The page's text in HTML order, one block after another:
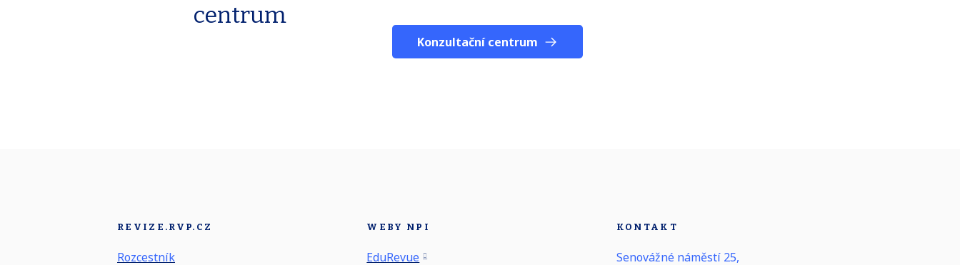
centrum
Konzultační centrum
REVIZE.RVP.CZ
Rozcestník
WEBY NPI
EduRevue
KONTAKT
Senovážné náměstí 25,